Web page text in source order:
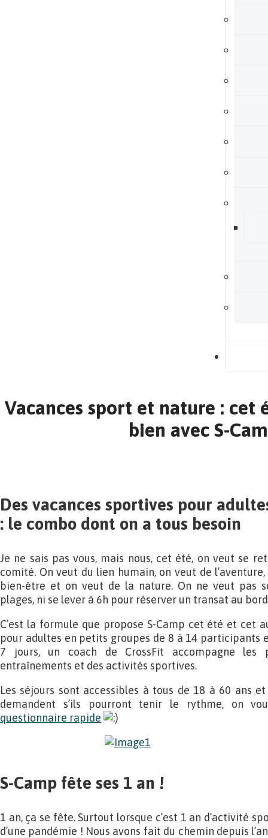
Vacances sport et nature : cet
bien avec S-
Des vacances sportives pour
: le combo dont on a tous besoin
Je ne sais pas vous, mais nous, cet été, on veut se
comité. On veut du lien humain, on veut de
bien-être et on veut de la nature. On ne veut pas
plages, ni se lever à 6h pour réserver un transat au
C’est la formule que propose S-Camp cet été et cet
pour adultes en petits groupes de 8 à 14 participants
7 jours, un coach de CrossFit accompagne les
entraînements et des activités sportives.
Les séjours sont accessibles à tous de 18 à 60 ans
demandent s’ils pourront tenir le rythme, on
questionnaire rapide
S-Camp fête ses 1 an !
1 an, ça se fête. Surtout lorsque c’est 1 an d’activité
d’une pandémie ! Nous avons fait du chemin depuis